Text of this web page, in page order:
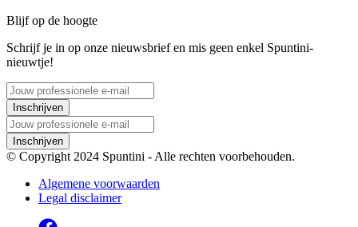
Blijf op de hoogte
Schrijf je in op onze nieuwsbrief en mis geen enkel Spuntini-
nieuwtje!
Inschrijven
Inschrijven
© Copyright 2024 Spuntini - Alle rechten voorbehouden.
Algemene voorwaarden
Legal disclaimer